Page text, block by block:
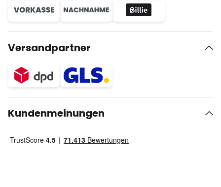
Versandpartner
Kundenmeinungen